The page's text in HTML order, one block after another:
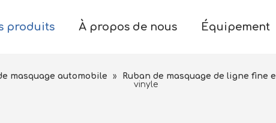
produits À propos de nous Équipement
masquage automobile » Ruban de masquage de ligne fine
vinyle